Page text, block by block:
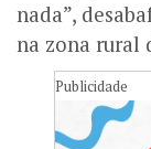
nada”,
na zona rural
Publicidade